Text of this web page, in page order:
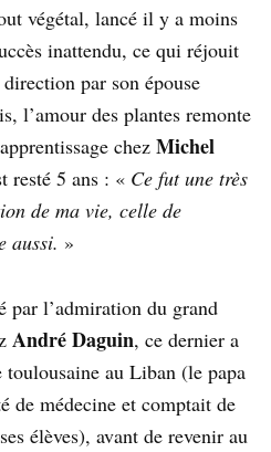
végétal, lancé il y a moins
inattendu, ce qui réjouit
par son épouse
l’amour des plantes remonte
chez Michel
resté 5 ans : « Ce fut une très
de ma vie, celle de
aussi. »
par l’admiration du grand
André Daguin, ce dernier a
toulousaine au Liban (le papa
de médecine et comptait de
élèves), avant de revenir au